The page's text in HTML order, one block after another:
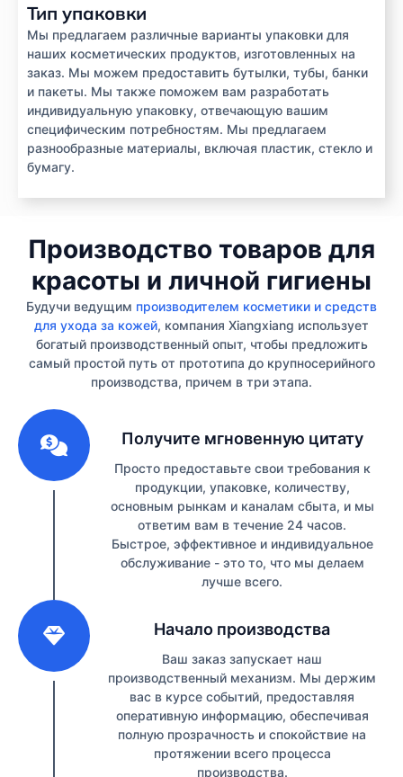
Тип упаковки
Мы предлагаем различные варианты упаковки для
наших косметических продуктов, изготовленных на
заказ. Мы можем предоставить бутылки, тубы, банки
и пакеты. Мы также поможем вам разработать
индивидуальную упаковку, отвечающую вашим
специфическим потребностям. Мы предлагаем
разнообразные материалы, включая пластик, стекло и
бумагу.
Производство товаров для
красоты и личной гигиены
Будучи ведущим производителем косметики и средств
для ухода за кожей, компания Xiangxiang использует
богатый производственный опыт, чтобы предложить
самый простой путь от прототипа до крупносерийного
производства, причем в три этапа.
Получите мгновенную цитату
Просто предоставьте свои требования к
продукции, упаковке, количеству,
основным рынкам и каналам сбыта, и мы
ответим вам в течение 24 часов.
Быстрое, эффективное и индивидуальное
обслуживание - это то, что мы делаем
лучше всего.
Начало производства
Ваш заказ запускает наш
производственный механизм. Мы держим
вас в курсе событий, предоставляя
оперативную информацию, обеспечивая
полную прозрачность и спокойствие на
протяжении всего процесса
производства.